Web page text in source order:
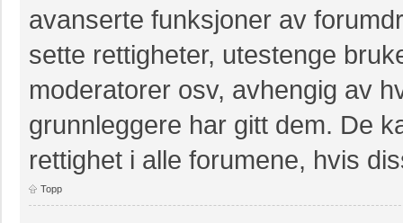
avanserte funksjoner av
sette rettigheter, utestenge
moderatorer osv, avhengig av
grunnleggere har gitt dem. De
rettighet i alle forumene, hvis
Topp